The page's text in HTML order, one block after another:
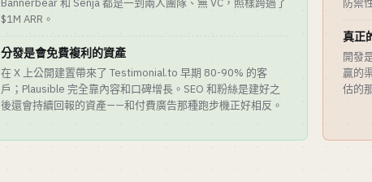
Bannerbear 和 Senja 都是一到兩人團隊、無 VC，照樣跨過了
$1M ARR。
分發是會免費複利的資產
在 X 上公開建置帶來了 Testimonial.to 早期 80-90% 的客
戶；Plausible 完全靠內容和口碑增長。SEO 和粉絲是建好之
後還會持續回報的資產——和付費廣告那種跑步機正好相反。
防禦
真正
開發
贏的
估的